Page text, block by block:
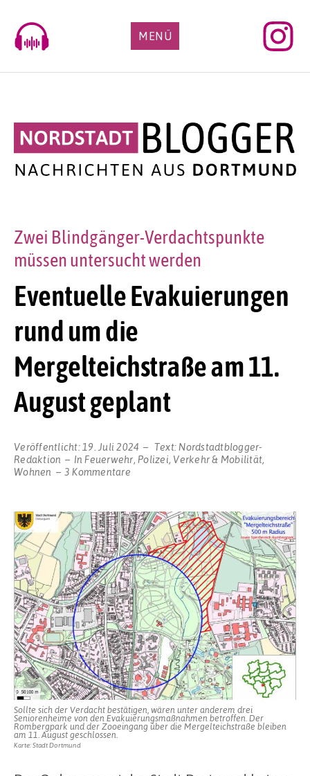
content
MENÜ
Eventuelle Evakuierungen
rund um die
Mergelteichstraße am 11.
August geplant
Zwei Blindgänger-Verdachtspunkte
müssen untersucht werden
Veröffentlicht: 19. Juli 2024 Text: Nordstadtblogger-
Redaktion
InFeuerwehr, Polizei, Verkehr & Mobilität,
Wohnen
3 Kommentarezu
um
die
Mergelteichstraße
am
11.
August
geplant
Sollte sich der Verdacht bestätigen, wären unter anderem drei
Seniorenheime von den Evakuierungsmaßnahmen betroffen. Der
Rombergpark und der Zooeingang über die Mergelteichstraße bleiben
am 11. August geschlossen.
Karte: Stadt Dortmund